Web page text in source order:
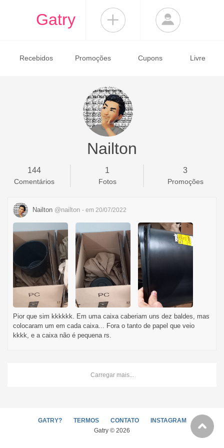
Gatry
Recebidos Promoções Cupons Livre
Nailton
144
Comentários
1
Fotos
3
Promoções
Nailton @nailton - em 20/07/2022
Pior que sim kkkkkk. Em uma caixa caberiam uns dez baldes, mas
colocaram um em cada caixa... Fora o tanto de papel que veio
kkkk, e a caixa não é pequena rs.
Carregar mais...
GATRY? TERMOS CONTATO
INSTAGRAM
Gatry © 2026